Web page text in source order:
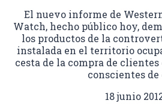
El nuevo informe de
Watch, hecho público hoy,
los productos de la
instalada en el territorio
cesta de la compra de clientes
conscientes de
18 junio